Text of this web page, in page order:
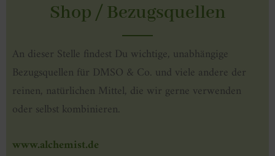
Shop / Bezugsquellen
An dieser Stelle findest Du wichtige, unabhängige
Bezugsquellen für DMSO & Co. und viele andere der
reinen, natürlichen Mittel, die wir gerne verwenden
oder selbst kombinieren.
www.alchemist.de